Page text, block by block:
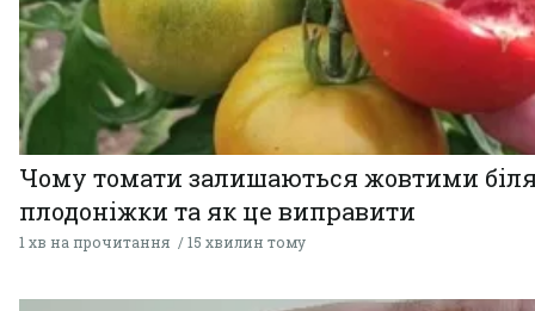
Чому томати залишаються жовтими
плодоніжки та як це виправити
1 хв на прочитання 15 хвилин тому